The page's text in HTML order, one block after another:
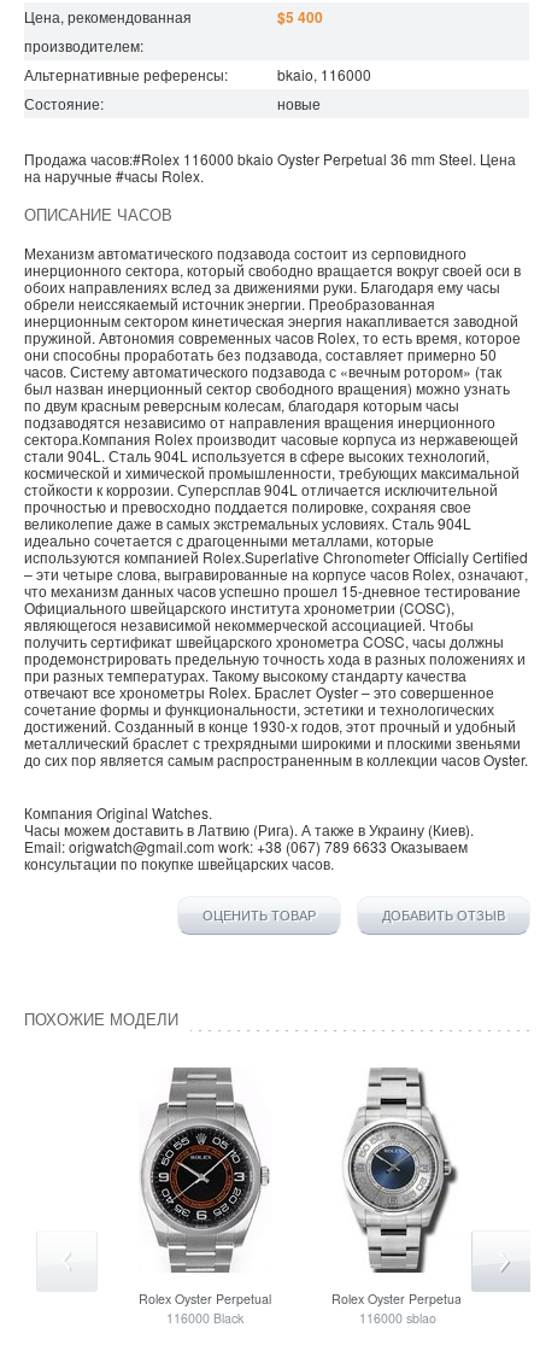
Цена, рекомендованная
производителем:
$5 400
Альтернативные референсы:
bkaio, 116000
Состояние:
новые
Продажа часов:#Rolex 116000 bkaio Oyster Perpetual 36 mm Steel. Цена
на наручные #часы Rolex.
ОПИСАНИЕ ЧАСОВ
Механизм автоматического подзавода состоит из серповидного
инерционного сектора, который свободно вращается вокруг своей оси в
обоих направлениях вслед за движениями руки. Благодаря ему часы
обрели неиссякаемый источник энергии. Преобразованная
инерционным сектором кинетическая энергия накапливается заводной
пружиной. Автономия современных часов Rolex, то есть время, которое
они способны проработать без подзавода, составляет примерно 50
часов. Систему автоматического подзавода с «вечным ротором» (так
был назван инерционный сектор свободного вращения) можно узнать
по двум красным реверсным колесам, благодаря которым часы
подзаводятся независимо от направления вращения инерционного
сектора.Компания Rolex производит часовые корпуса из нержавеющей
стали 904L. Сталь 904L используется в сфере высоких технологий,
космической и химической промышленности, требующих максимальной
стойкости к коррозии. Суперсплав 904L отличается исключительной
прочностью и превосходно поддается полировке, сохраняя свое
великолепие даже в самых экстремальных условиях. Сталь 904L
идеально сочетается с драгоценными металлами, которые
используются компанией Rolex.Superlative Chronometer Officially Certified
– эти четыре слова, выгравированные на корпусе часов Rolex, означают,
что механизм данных часов успешно прошел 15-дневное тестирование
Официального швейцарского института хронометрии (COSC),
являющегося независимой некоммерческой ассоциацией. Чтобы
получить сертификат швейцарского хронометра COSC, часы должны
продемонстрировать предельную точность хода в разных положениях и
при разных температурах. Такому высокому стандарту качества
отвечают все хронометры Rolex. Браслет Oyster – это совершенное
сочетание формы и функциональности, эстетики и технологических
достижений. Созданный в конце 1930-х годов, этот прочный и удобный
металлический браслет с трехрядными широкими и плоскими звеньями
до сих пор является самым распространенным в коллекции часов Oyster.
Компания Original Watches.
Часы можем доставить в Латвию (Рига). А также вУкраину (Киев).
Email:origwatch@gmail.com work:+38 (067) 789 6633 Оказываем
консультации по покупке швейцарских часов.
ОЦЕНИТЬ ТОВАР ДОБАВИТЬ ОТЗЫВ
ПОХОЖИЕ МОДЕЛИ
Rolex Oyster Perpetual
116000 Black
Rolex Oyster Perpetual
116000 sblao